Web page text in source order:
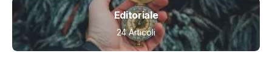
Editoriale
24 Articoli